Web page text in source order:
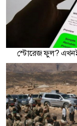
স্টোরেজ ফুল?